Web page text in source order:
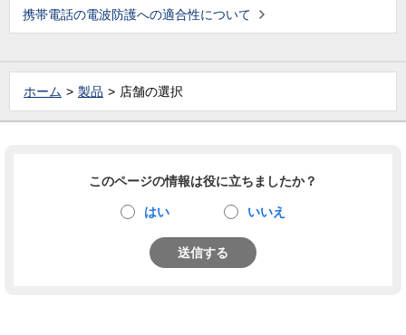
携帯電話の電波防護への適合性について
ホーム 製品 店舗の選択
このページの情報は役に立ちましたか？
はい いいえ
送信する